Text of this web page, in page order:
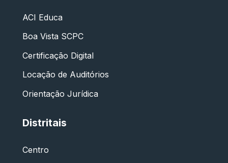
ACI Educa
Boa Vista SCPC
Certificação Digital
Locação de Auditórios
Orientação Jurídica
Distritais
Centro